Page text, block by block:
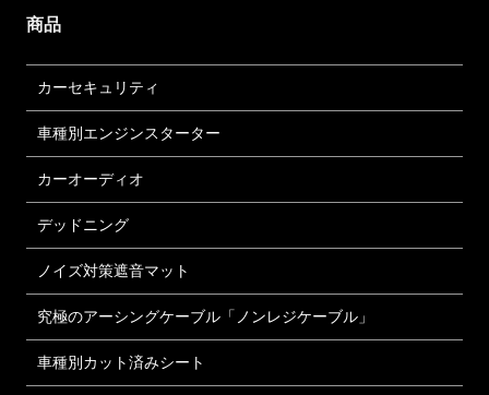
商品
カーセキュリティ
車種別エンジンスターター
カーオーディオ
デッドニング
ノイズ対策遮音マット
究極のアーシングケーブル「ノンレジケーブル」
車種別カット済みシート